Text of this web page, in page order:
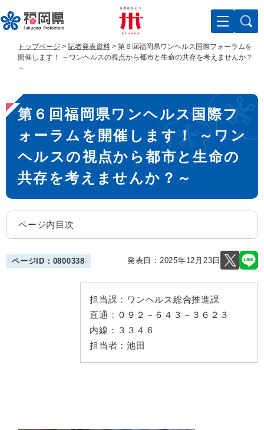
ー
ジ
。
ニ
ュ
て
本
トップページ > 記者発表資料 > 第６回福岡県ワンヘルス国際フォーラムを
開催します！ ～ワンヘルスの視点から都市と生命の共存を考えませんか？
～
本
文
第６回福岡県ワンヘルス国際フ
ォーラムを開催します！ ～ワン
ヘルスの視点から都市と生命の
共存を考えませんか？～
ページ内目次
ページID：0800338 発表日： 2025年12月23日
担当課： ワンヘルス総合推進課
直通： ０９２－６４３－３６２３
内線： ３３４６
担当者： 池田